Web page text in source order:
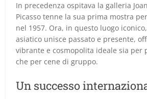
In precedenza ospitava la galleria
Picasso tenne la sua prima mostra
nel 1957. Ora, in questo luogo
asiatico unisce passato e presente,
vibrante e cosmopolita ideale sia per
che per cene di gruppo.
Un successo